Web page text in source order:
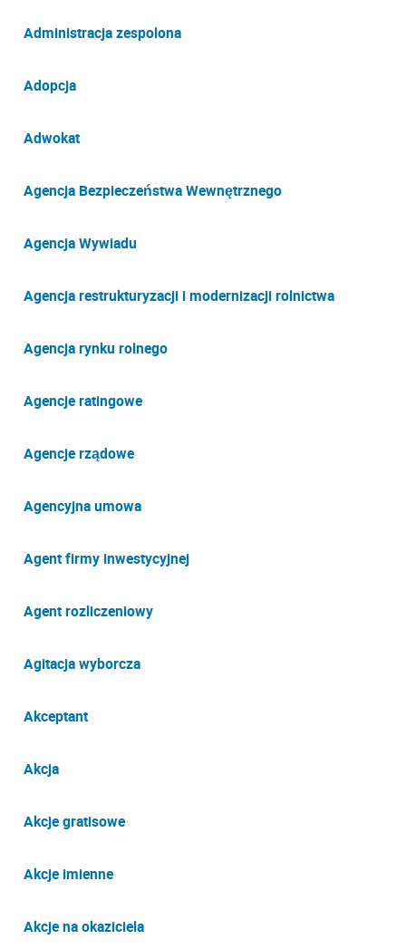
Administracja zespolona
Adopcja
Adwokat
Agencja Bezpieczeństwa Wewnętrznego
Agencja Wywiadu
Agencja restrukturyzacji i modernizacji rolnictwa
Agencja rynku rolnego
Agencje ratingowe
Agencje rządowe
Agencyjna umowa
Agent firmy inwestycyjnej
Agent rozliczeniowy
Agitacja wyborcza
Akceptant
Akcja
Akcje gratisowe
Akcje imienne
Akcje na okaziciela